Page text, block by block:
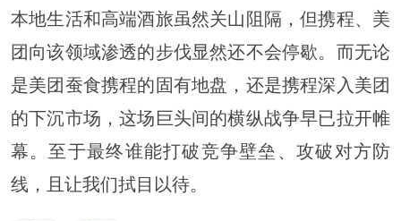
本地生活和高端酒旅虽然关山阻隔，但携程、美
团向该领域渗透的步伐显然还不会停歇。而无论
是美团蚕食携程的固有地盘，还是携程深入美团
的下沉市场，这场巨头间的横纵战争早已拉开帷
幕。至于最终谁能打破竞争壁垒、攻破对方防
线，且让我们拭目以待。